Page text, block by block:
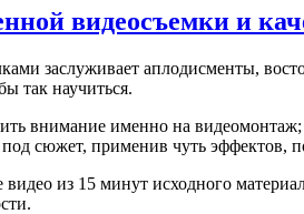
видеосъемки и
заслуживает аплодисменты,
так научиться.
внимание именно на
сюжет, применив чуть эффектов,
из 15 минут исходного